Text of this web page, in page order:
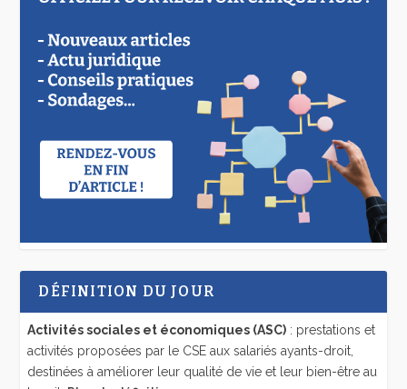
DÉFINITION DU JOUR
Activités sociales et économiques (ASC) : prestations et
activités proposées par le CSE aux salariés ayants-droit,
destinées à améliorer leur qualité de vie et leur bien-être au